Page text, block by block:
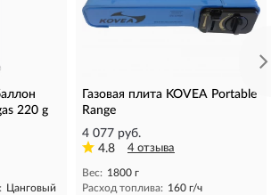
220 g
Цанговый
Газовая плита KOVEA Portable
Range
4 077 руб.
4.8
4 отзыва
Вес: 1800 г
Расход топлива: 160 г/ч